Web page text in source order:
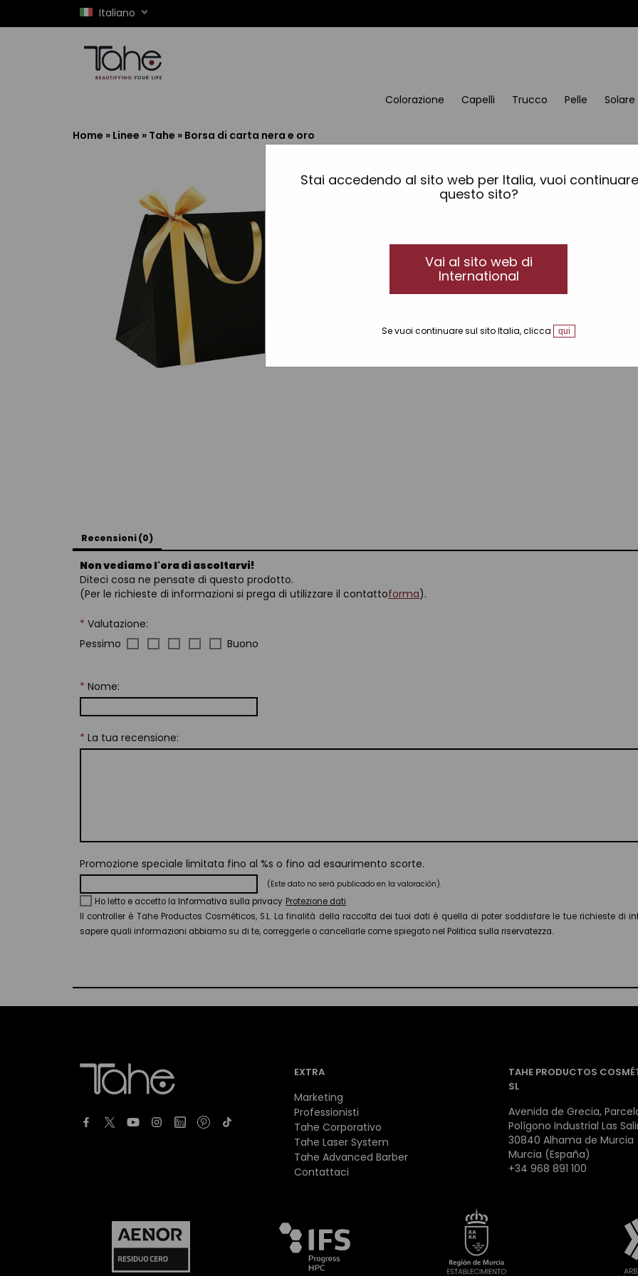
Stai accedendo al sito web per Italia, vuoi
questo sito?
Vai al sito web di
International
Se vuoi continuare sul sito Italia, clicca qui
Italiano
Colorazione Capelli Trucco Pelle Solare
Home » Linee » Tahe » Borsa di carta nera e oro
Ref.: 12081074
Recensioni (0)
Non vediamo l'ora di ascoltarvi!
Diteci cosa ne pensate di questo prodotto.
(Per le richieste di informazioni si prega di utilizzare il contattoforma).
* Valutazione:
Pessimo
Buono
* Nome:
* La tua recensione:
Promozione speciale limitata fino al %s o fino ad esaurimento scorte.
(Este dato no será publicado en la valoración).
Ho letto e accetto la Informativa sulla privacy Protezione dati
Il controller è Tahe Productos Cosméticos, S.L. La finalità della raccolta dei tuoi dati è quella di poter soddisfare le tue richieste di
sapere quali informazioni abbiamo su di te, correggerle o cancellarle come spiegato nel Politica sulla riservatezza.
EXTRA
Marketing
Professionisti
Tahe Corporativo
Tahe Laser System
Tahe Advanced Barber
Contattaci
TAHE PRODUCTOS
SL
Avenida de Grecia,
Polígono Industrial Las
30840 Alhama de Murcia
Murcia (España)
+34 968 891 100